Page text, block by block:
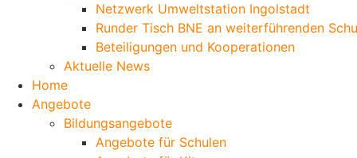
Netzwerk Umweltstation Ingolstadt
Runder Tisch BNE an weiterführenden
Beteiligungen und Kooperationen
Aktuelle News
Home
Angebote
Bildungsangebote
Angebote für Schulen